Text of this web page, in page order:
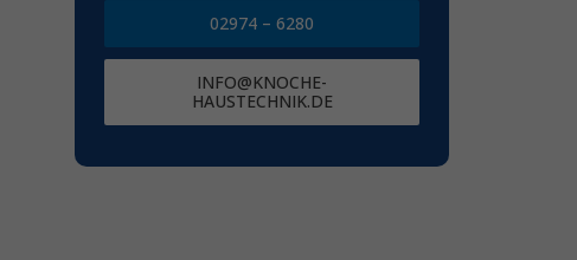
02974 – 6280
INFO@KNOCHE-
HAUSTECHNIK.DE